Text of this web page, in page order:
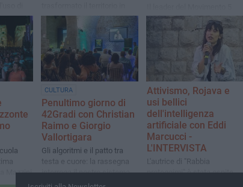
una "scuola" per abitare il
Stelle torna a Bisceglie in
occasione della
presentazione del suo libro
"Una nuova primavera"
Mazzini
CULTURA
Penultimo giorno di
42Gradi con Christian
Raimo e Giorgio
Vallortigara
Gli algoritmi e il patto tra
testa e cuore: la rassegna
interroga il nostro sistema
educativo e culturale
Attivismo, Rojava e
usi bellici
dell'intelligenza
artificiale con Eddi
Marcucci -
L'INTERVISTA
L'autrice di "Rabbia
proteggimi" è stata ospite